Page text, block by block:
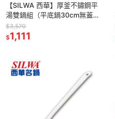
【SILWA 西華】厚釜不鏽鋼平
湯雙鍋組（平底鍋30cm無蓋＋
湯炒鍋30cm含蓋）
$3,570
$1,111